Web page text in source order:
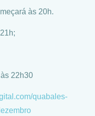
às 20h.
22h30
quabales-